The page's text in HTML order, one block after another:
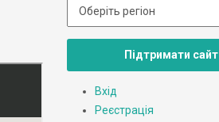
Підтримати сайт
Вхід
Реєстрація